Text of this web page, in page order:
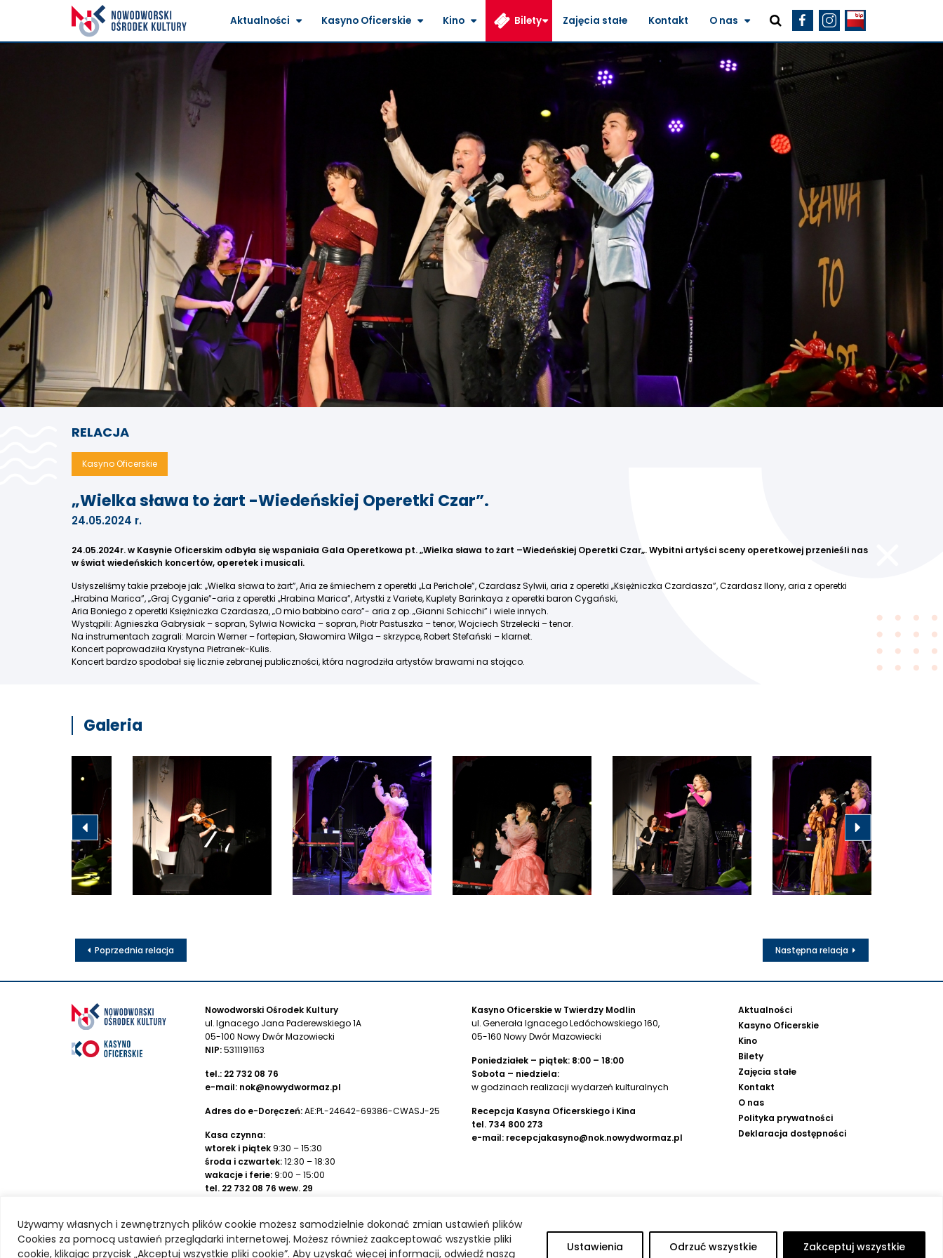
Używamy własnych i zewnętrznych plików cookie możesz samodzielnie dokonać zmian ustawień plików
Cookies za pomocą ustawień przeglądarki internetowej. Możesz również zaakceptować wszystkie pliki
cookie, klikając przycisk „Akceptuj wszystkie pliki cookie”. Aby uzyskać więcej informacji, odwiedź naszą
Ustawienia Odrzuć wszystkie Zakceptuj wszystkie
Aktualności Kasyno Oficerskie Kino Bilety Zajęcia stałe Kontakt O nas
RELACJA
Kasyno Oficerskie
„Wielka sława to żart -Wiedeńskiej Operetki Czar”.
24.05.2024 r.
24.05.2024r. w Kasynie Oficerskim odbyła się wspaniała Gala Operetkowa pt. „Wielka sława to żart –Wiedeńskiej Operetki Czar„.Wybitni artyści sceny operetkowej przenieśli nas
w świat wiedeńskich koncertów, operetek i musicali.
Usłyszeliśmy takie przeboje jak: „Wielka sława to żart”, Aria ze śmiechem z operetki „La Perichole”, Czardasz Sylwii, aria z operetki „Księżniczka Czardasza”, Czardasz Ilony, aria z operetki
„Hrabina Marica”, „Graj Cyganie”-aria z operetki „Hrabina Marica”, Artystki z Variete, Kuplety Barinkaya z operetki baron Cygański,
Aria Boniego z operetki Księżniczka Czardasza, „O mio babbino caro”- aria z op. „Gianni Schicchi” i wiele innych.
Wystąpili: Agnieszka Gabrysiak – sopran, Sylwia Nowicka – sopran, Piotr Pastuszka – tenor, Wojciech Strzelecki – tenor.
Na instrumentach zagrali: Marcin Werner – fortepian, Sławomira Wilga – skrzypce, Robert Stefański – klarnet.
Koncert poprowadziła Krystyna Pietranek-Kulis.
Koncert bardzo spodobał się licznie zebranej publiczności, która nagrodziła artystów brawami na stojąco.
Galeria
Poprzednia relacja Następna relacja
Nowodworski Ośrodek Kultury
ul. Ignacego Jana Paderewskiego 1A
05-100 Nowy Dwór Mazowiecki
NIP:5311191163
tel.: 22 732 08 76
e-mail: nok@nowydwormaz.pl
Adres do e-Doręczeń:AE:PL-24642-69386-CWASJ-25
Kasa czynna:
wtorek i piątek9:30 – 15:30
środa i czwartek:12:30 – 18:30
wakacje i ferie:9:00 – 15:00
tel. 22 732 08 76 wew. 29
Nowodworskiego Ośrodka Kultury:
Bank Spółdzielczy69 8011 0008 0000 0000 2769 0001
Kasyno Oficerskie w Twierdzy Modlin
ul. Generała Ignacego Ledóchowskiego 160,
05-160 Nowy Dwór Mazowiecki
Poniedziałek – piątek: 8:00 – 18:00
Sobota – niedziela:
w godzinach realizacji wydarzeń kulturalnych
Recepcja Kasyna Oficerskiego i Kina
tel. 734 800 273
e-mail: recepcjakasyno@nok.nowydwormaz.pl
Aktualności
Kasyno Oficerskie
Kino
Bilety
Zajęcia stałe
Kontakt
O nas
Polityka prywatności
Deklaracja dostępności